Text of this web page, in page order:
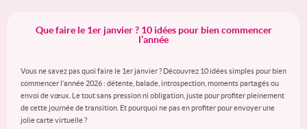
Que faire le 1er janvier ? 10 idées pour bien commencer
l’année
Vous ne savez pas quoi faire le 1er janvier ? Découvrez 10 idées simples pour bien
commencer l’année 2026 : détente, balade, introspection, moments partagés ou
envoi de vœux. Le tout sans pression ni obligation, juste pour profiter pleinement
de cette journée de transition. Et pourquoi ne pas en profiter pour envoyer une
jolie carte virtuelle ?